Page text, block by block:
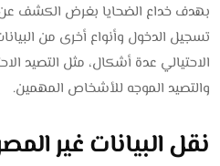
بهدف خداع الضحايا بغرض الكشف
تسجيل الدخول وأنواع أخرى من
الاحتيالي عدة أشكال، مثل التصيد
والتصيد الموجه للأشخاص المهمين.
نقل البيانات غير